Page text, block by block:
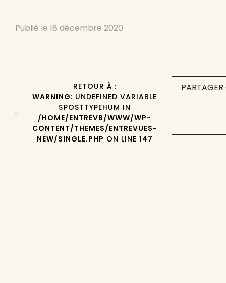
Publié le 18 décembre 2020
RETOUR À :
WARNING: UNDEFINED VARIABLE
$POSTTYPEHUM IN
/HOME/ENTREVB/WWW/WP-
CONTENT/THEMES/ENTREVUES-
NEW/SINGLE.PHP ON LINE 147